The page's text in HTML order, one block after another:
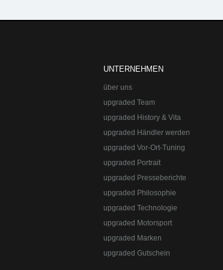
Ort:48529 Nordhorn
UNTERNEHMEN
über uns
upgraded Team
upgraded History & Vita
upgraded Händler werden
upgraded Vor-Ort-Tuning
upgraded Portrait
upgraded Presseberichte
upgraded Philosophie
upgraded Technologie
upgraded Motorsport
upgraded Marken
upgraded Gutschein